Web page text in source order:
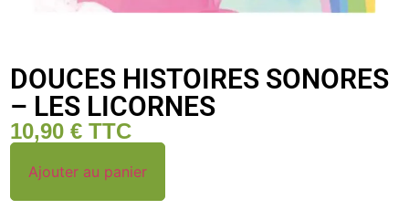
DOUCES HISTOIRES SONORES
– LES LICORNES
10,90€ TTC
Ajouter au panier